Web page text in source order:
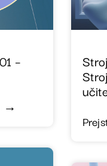
–
→